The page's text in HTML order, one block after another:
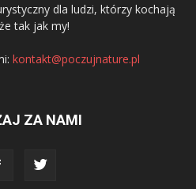
dla ludzi, którzy kochają
tak jak my!
kontakt@poczujnature.pl
ZA NAMI